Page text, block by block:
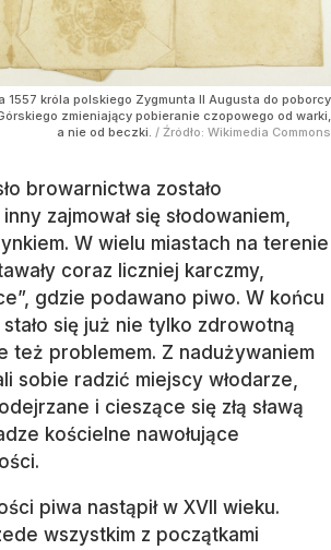
1557 króla polskiego Zygmunta II Augusta do poborcy
zmieniający pobieranie czopowego od warki,
a nie od beczki. / Źródło: Wikimedia Commons
browarnictwa zostało
zajmował się słodowaniem,
W wielu miastach na terenie
coraz liczniej karczmy,
gdzie podawano piwo. W końcu
się już nie tylko zdrowotną
też problemem. Z nadużywaniem
sobie radzić miejscy włodarze,
i cieszące się złą sławą
kościelne nawołujące
piwa nastąpił w XVII wieku.
wszystkim z początkami